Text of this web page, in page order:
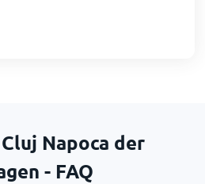
Napoca der
- FAQ